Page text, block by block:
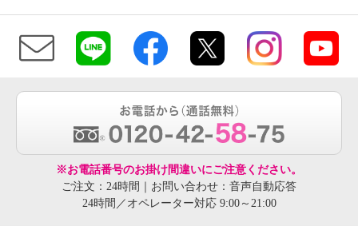
※お電話番号のお掛け間違いにご注意ください。
ご注文：24時間｜お問い合わせ：音声自動応答
24時間／オペレーター対応 9:00～21:00